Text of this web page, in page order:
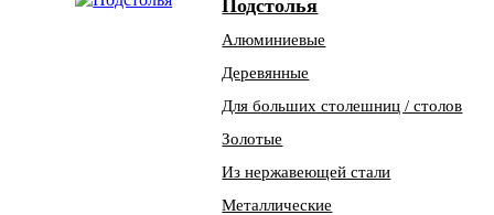
Подстолья
Алюминиевые
Деревянные
Для больших столешниц / столов
Золотые
Из нержавеющей стали
Металлические